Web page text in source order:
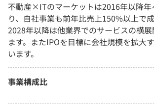
不動産×ITのマーケットは2016年以降年
り、自社事業も前年比売上150%以上で成
2028年以降は他業界でのサービスの横
ます。またIPOを目標に会社規模を拡大
います。
事業構成比